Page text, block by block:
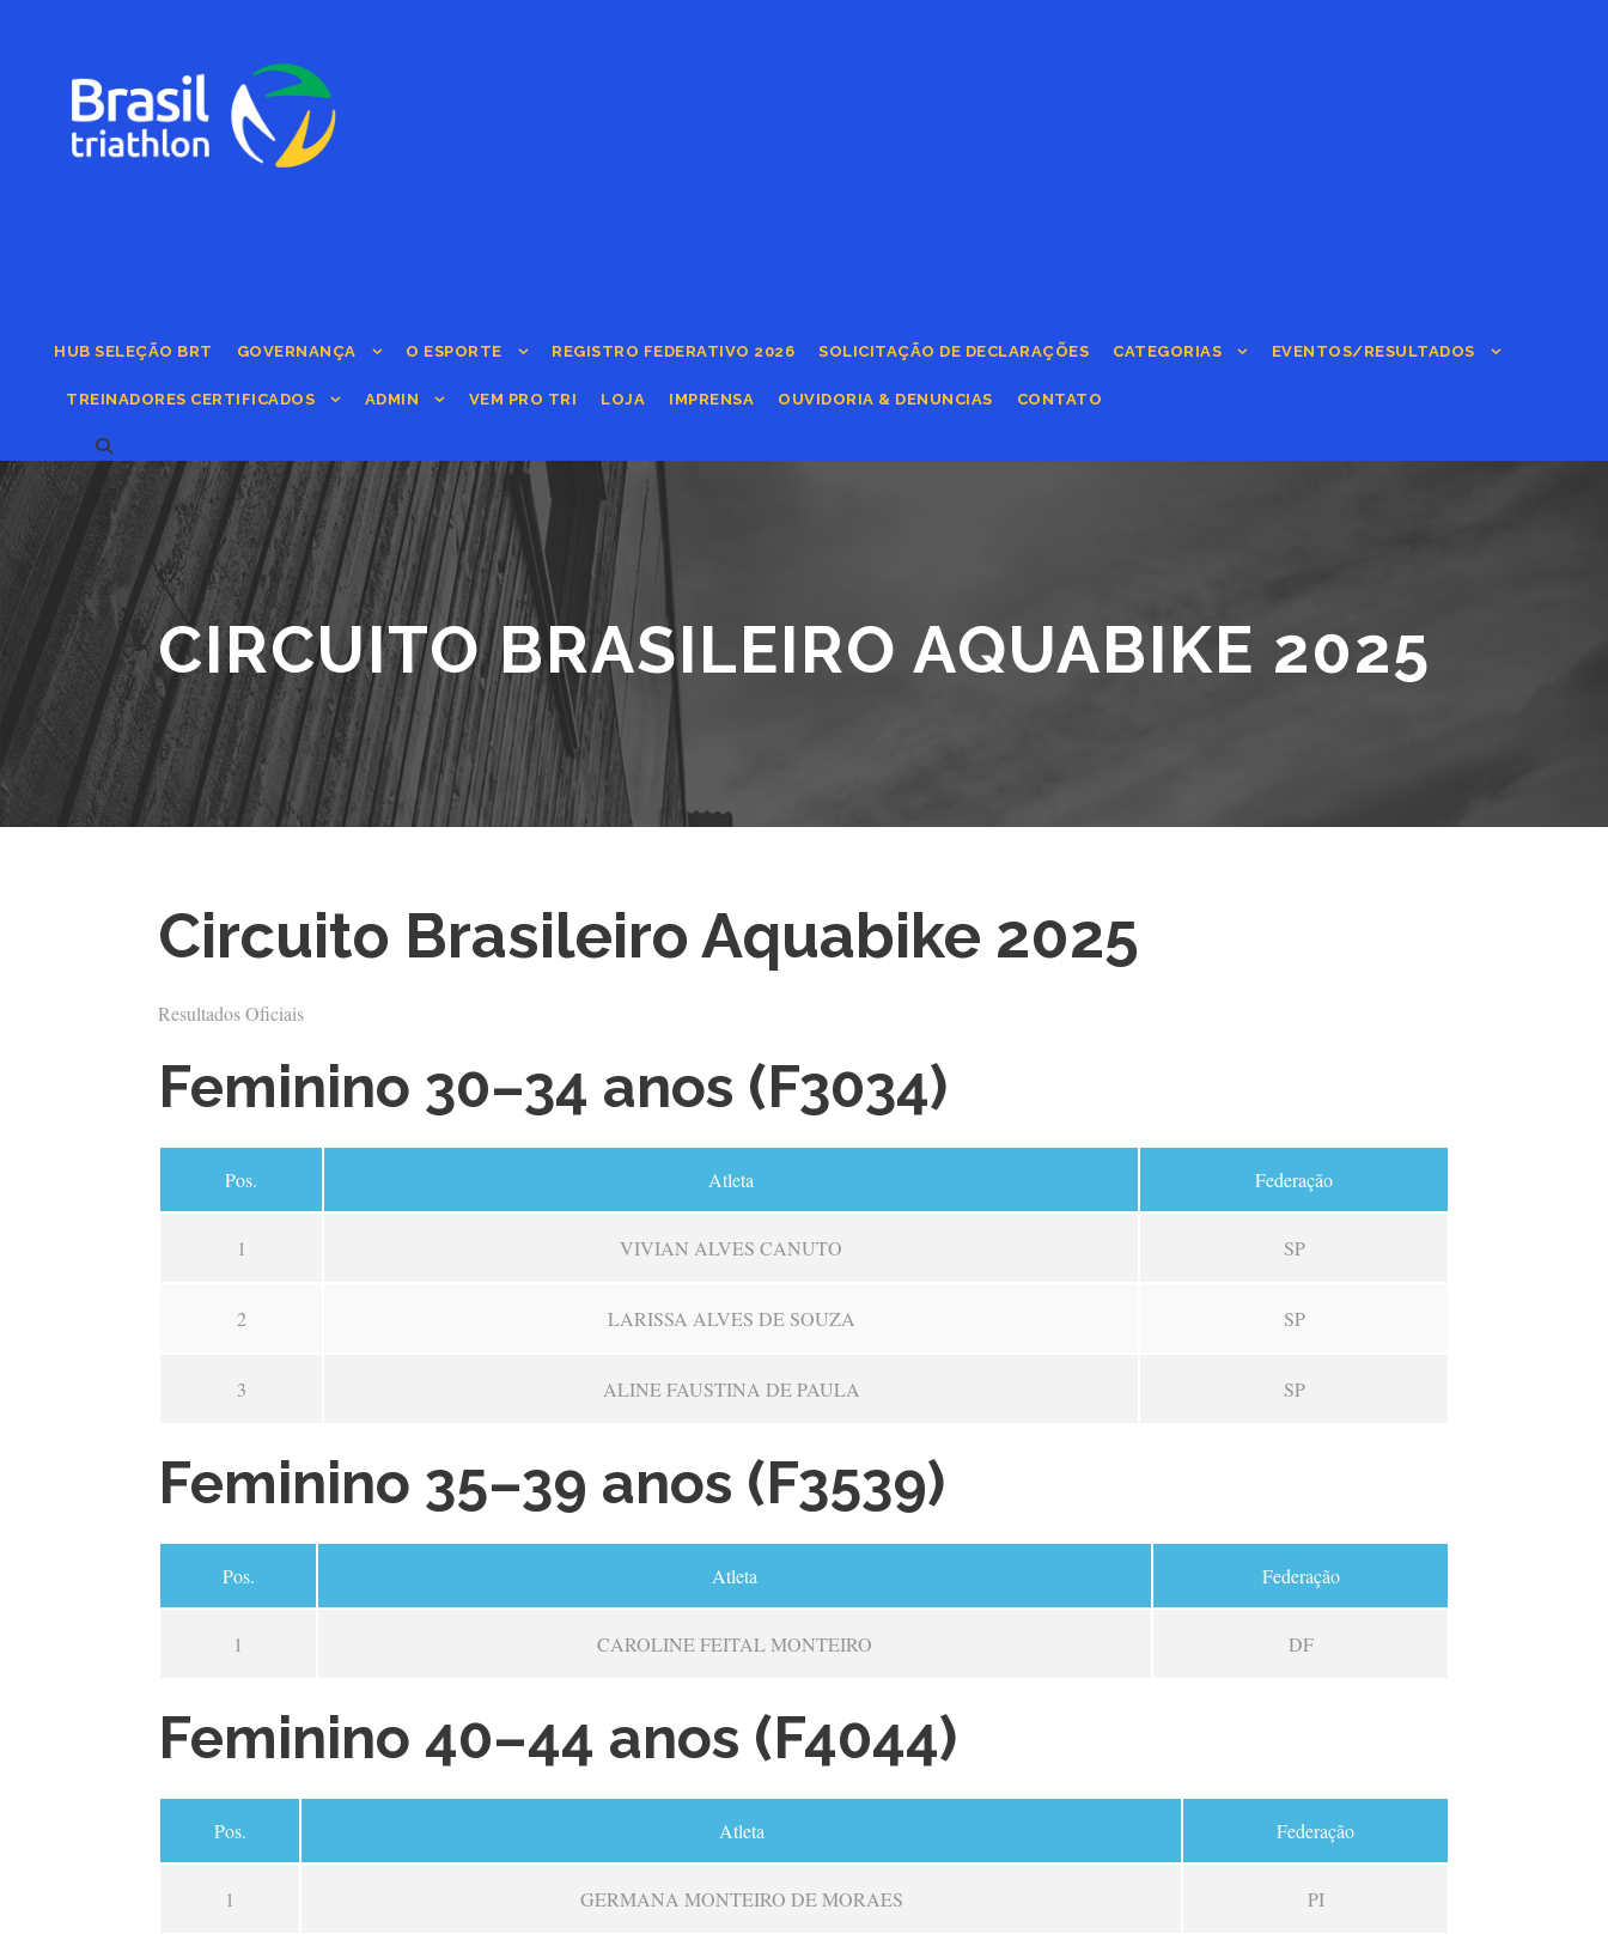
HUB SELEÇÃO BRT GOVERNANÇA O ESPORTE REGISTRO FEDERATIVO 2026 SOLICITAÇÃO DE DECLARAÇÕES CATEGORIAS EVENTOS/RESULTADOS
TREINADORES CERTIFICADOS ADMIN VEM PRO TRI LOJA IMPRENSA OUVIDORIA & DENUNCIAS CONTATO
CIRCUITO BRASILEIRO AQUABIKE 2025
Circuito Brasileiro Aquabike 2025
Resultados Oficiais
Feminino 30–34 anos (F3034)
Pos. Atleta Federação
1 VIVIAN ALVES CANUTO SP
2 LARISSA ALVES DE SOUZA SP
3 ALINE FAUSTINA DE PAULA SP
Feminino 35–39 anos (F3539)
Pos. Atleta Federação
1 CAROLINE FEITAL MONTEIRO DF
Feminino 40–44 anos (F4044)
Pos. Atleta Federação
1 GERMANA MONTEIRO DE MORAES PI